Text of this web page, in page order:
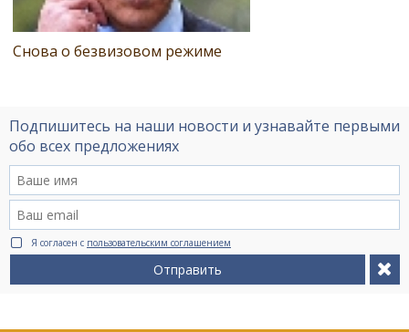
Снова о безвизовом режиме
Подпишитесь на наши новости и узнавайте первыми
обо всех предложениях
Я согласен с пользовательским соглашением
Отправить